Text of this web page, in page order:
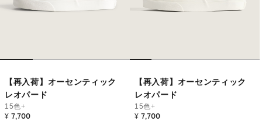
【再入荷】オーセンティック
レオパード
15色+
¥ 7,700
【再入荷】オーセンティック
レオパード
15色+
¥ 7,700